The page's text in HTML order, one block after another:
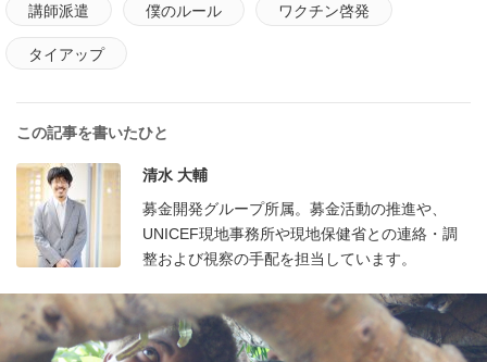
講師派遣 僕のルール ワクチン啓発
タイアップ
この記事を書いたひと
清水 大輔
募金開発グループ所属。募金活動の推進や、
UNICEF現地事務所や現地保健省との連絡・調
整および視察の手配を担当しています。